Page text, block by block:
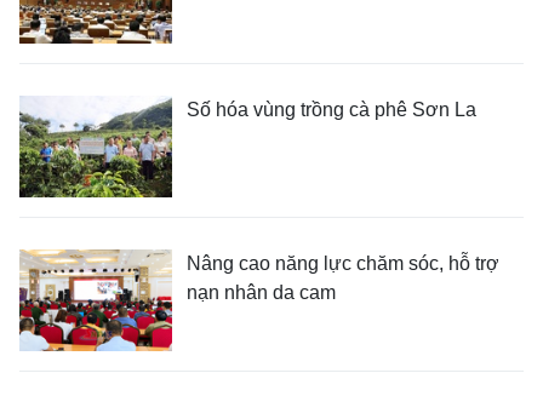
Số hóa vùng trồng cà phê Sơn La
Nâng cao năng lực chăm sóc, hỗ trợ
nạn nhân da cam